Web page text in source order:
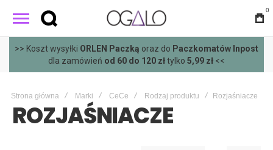
0
>> Koszt wysyłki ORLEN Paczką oraz do Paczkomatów Inpost
dla zamówień od 60 do 120 złtylko 5,99 zł <<
Strona główna Marki CeCe Rodzaj produktu Rozjaśniacze
ROZJAŚNIACZE